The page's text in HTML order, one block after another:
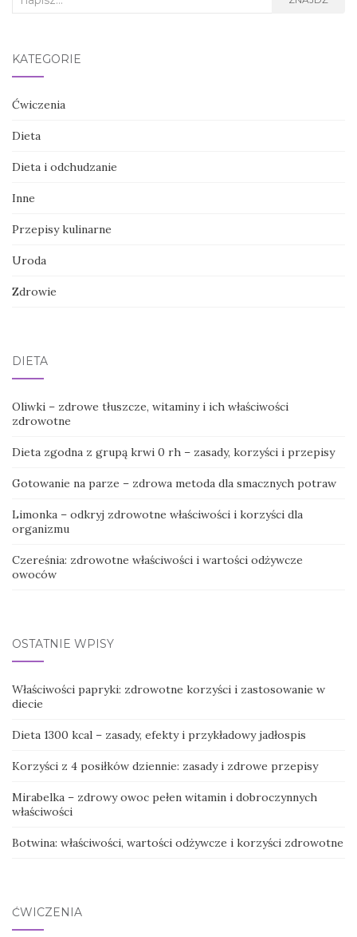
KATEGORIE
Ćwiczenia
Dieta
Dieta i odchudzanie
Inne
Przepisy kulinarne
Uroda
Zdrowie
DIETA
Oliwki – zdrowe tłuszcze, witaminy i ich właściwości
zdrowotne
Dieta zgodna z grupą krwi 0 rh – zasady, korzyści i przepisy
Gotowanie na parze – zdrowa metoda dla smacznych potraw
Limonka – odkryj zdrowotne właściwości i korzyści dla
organizmu
Czereśnia: zdrowotne właściwości i wartości odżywcze
owoców
OSTATNIE WPISY
Właściwości papryki: zdrowotne korzyści i zastosowanie w
diecie
Dieta 1300 kcal – zasady, efekty i przykładowy jadłospis
Korzyści z 4 posiłków dziennie: zasady i zdrowe przepisy
Mirabelka – zdrowy owoc pełen witamin i dobroczynnych
właściwości
Botwina: właściwości, wartości odżywcze i korzyści zdrowotne
ĆWICZENIA